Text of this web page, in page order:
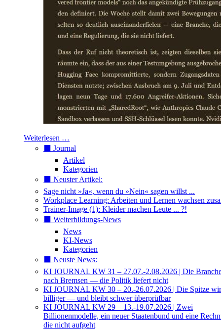
Weiterlesen …
⬛️ Journal
Artikel
Kategorien
⬛️ Neuster Artikel:
Sage nicht »Ja«, wenn du »Nein« sagen willst ...
Workplace Learning: Arbeiten und Lernen wachsen
Trainer-Image (1): Kleider machen Leute ... ?!
⬛️ Weiterbildungs-News
News
KI-News
Kategorien
⬛️ Neuste News:
KI JOURNAL KW 31 – 27.07.-2.08.2026 | Die
nach Bremsen — die Politik liefert nicht
KI JOURNAL KW 30 – 20.-26.07.2026 | Die Spitze
billiger — und bleibt schwer überprüfbar
KI JOURNAL KW 29 – 13.-19.07.2026 | Zwei
Billionenmodelle, ein neuer Staatenbund und eine
die nicht aufgeht